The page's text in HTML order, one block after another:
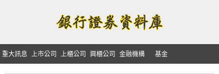
重大訊息 上市公司 上櫃公司 興櫃公司 金融機構 基金